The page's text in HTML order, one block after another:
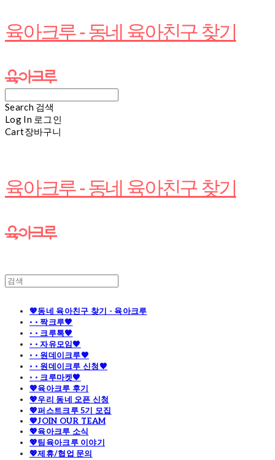
육아크루 - 동네 육아친구 찾기
Search 검색
Log In 로그인
Cart장바구니
육아크루 - 동네 육아친구 찾기
💖동네 육아친구 찾기 - 육아크루
· · 짝크루🧡
· · 크루톡🧡
· · 자유모임🧡
· · 원데이크루🧡
· · 원데이크루 신청🧡
· · 크루마켓🧡
💖육아크루 후기
💖우리 동네 오픈 신청
💖퍼스트크루 5기 모집
💖JOIN OUR TEAM
💖육아크루 소식
💖팀육아크루 이야기
💖제휴/협업 문의